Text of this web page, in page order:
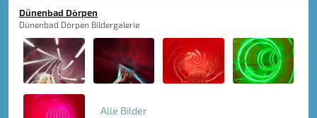
Dünenbad Dörpen
Dünenbad Dörpen Bildergalerie
Alle Bilder